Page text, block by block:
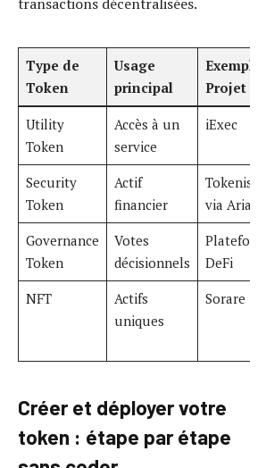
token : étape par étape
sans coder
L’époque où créer un token
nécessitait de solides compétences
en programmation est révolue.
Aujourd’hui, des plateformes
accessibles permettent à presque
tout un chacun de concevoir,
personnaliser et déployer son
token sur des blockchains
reconnues. Ce procédé réduit
drastiquement le temps et les coûts.
Coinhouse offrent des
interfaces simplifiées pour
choisir la blockchain et